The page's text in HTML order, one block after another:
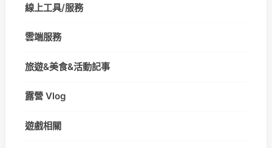
線上工具/服務
雲端服務
旅遊&美食&活動記事
露營 Vlog
遊戲相關